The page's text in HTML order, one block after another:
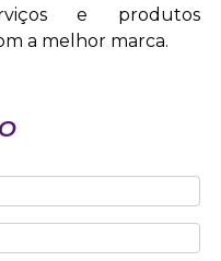
e produtos
a melhor marca.